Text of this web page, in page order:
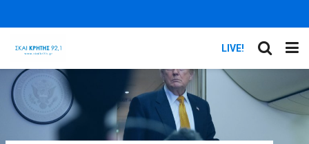
LIVE!